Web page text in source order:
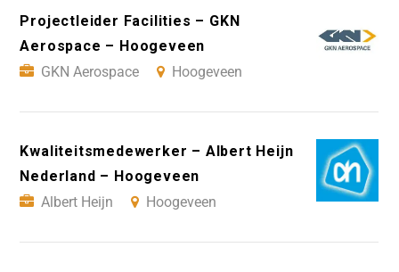
Projectleider Facilities – GKN
Aerospace – Hoogeveen
GKN Aerospace
Hoogeveen
Kwaliteitsmedewerker – Albert Heijn
Nederland – Hoogeveen
Albert Heijn
Hoogeveen